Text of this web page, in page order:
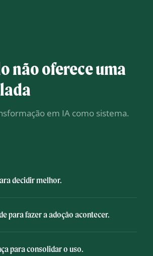
não oferece uma
em IA como sistema.
decidir melhor.
para fazer a adoção acontecer.
para consolidar o uso.